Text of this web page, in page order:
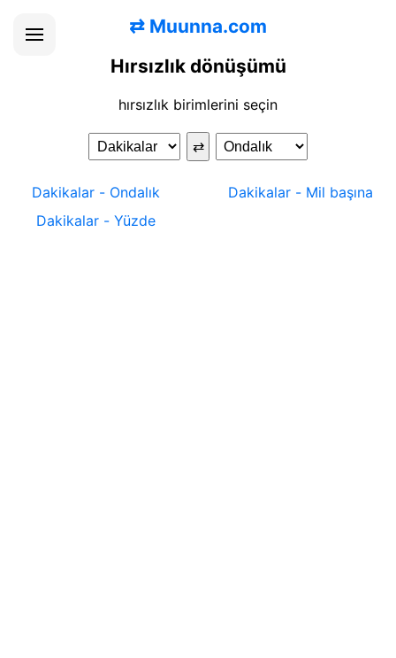
⇄ Muunna.com
Hırsızlık dönüşümü
hırsızlık birimlerini seçin
⇄
Dakikalar- Ondalık
Dakikalar- Yüzde
Dakikalar - Mil başına